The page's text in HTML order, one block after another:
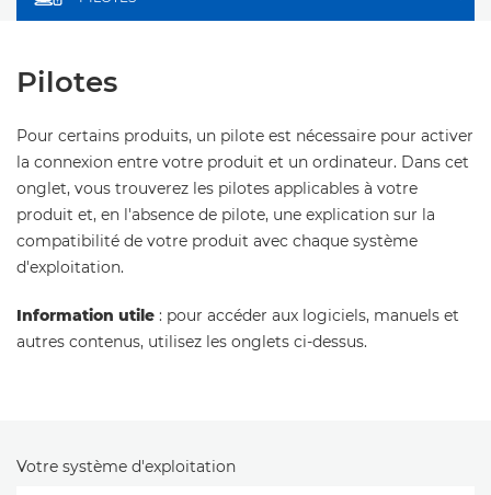
Pilotes
Pour certains produits, un pilote est nécessaire pour activer
la connexion entre votre produit et un ordinateur. Dans cet
onglet, vous trouverez les pilotes applicables à votre
produit et, en l'absence de pilote, une explication sur la
compatibilité de votre produit avec chaque système
d'exploitation.
Information utile : pour accéder aux logiciels, manuels et
autres contenus, utilisez les onglets ci-dessus.
Votre système d'exploitation